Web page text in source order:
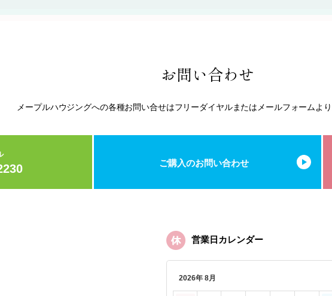
お問い合わせ
メープルハウジングへの各種お問い合せはフリーダイヤルまたはメールフォームより
ご購入のお問い合わせ
営業日カレンダー
2026年 8月